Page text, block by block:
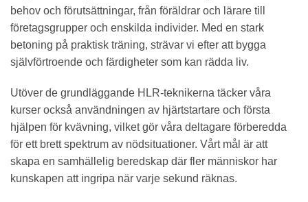
behov och förutsättningar, från föräldrar och lärare till
företagsgrupper och enskilda individer. Med en stark
betoning på praktisk träning, strävar vi efter att bygga
självförtroende och färdigheter som kan rädda liv.
Utöver de grundläggande HLR-teknikerna täcker våra
kurser också användningen av hjärtstartare och första
hjälpen för kvävning, vilket gör våra deltagare förberedda
för ett brett spektrum av nödsituationer. Vårt mål är att
skapa en samhällelig beredskap där fler människor har
kunskapen att ingripa när varje sekund räknas.